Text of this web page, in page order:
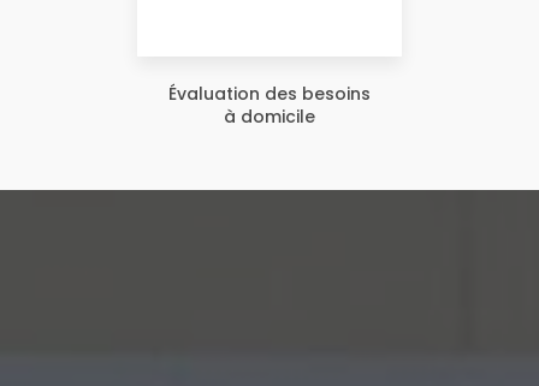
Évaluation des besoins
à domicile